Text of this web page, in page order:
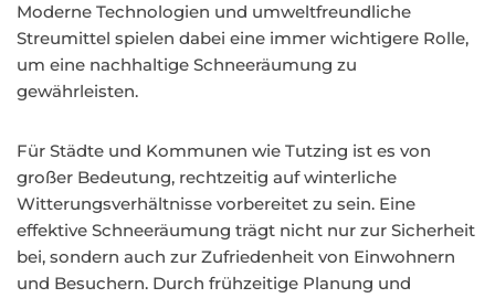
Moderne Technologien und umweltfreundliche
Streumittel spielen dabei eine immer wichtigere Rolle,
um eine nachhaltige Schneeräumung zu
gewährleisten.
Für Städte und Kommunen wie Tutzing ist es von
großer Bedeutung, rechtzeitig auf winterliche
Witterungsverhältnisse vorbereitet zu sein. Eine
effektive Schneeräumung trägt nicht nur zur Sicherheit
bei, sondern auch zur Zufriedenheit von Einwohnern
und Besuchern. Durch frühzeitige Planung und